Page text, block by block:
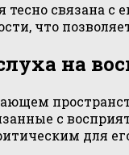
тесно связана
что
на
с
для